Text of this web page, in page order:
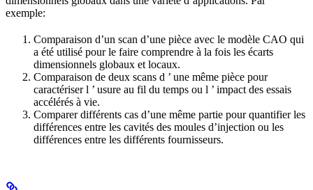
exemple:
Comparaison d’un scan d’une pièce avec le modèle CAO qui
a été utilisé pour le faire comprendre à la fois les écarts
dimensionnels globaux et locaux.
Comparaison de deux scans d ’ une même pièce pour
caractériser l ’ usure au fil du temps ou l ’ impact des essais
accélérés à vie.
Comparer différents cas d’une même partie pour quantifier les
différences entre les cavités des moules d’injection ou les
différences entre les différents fournisseurs.